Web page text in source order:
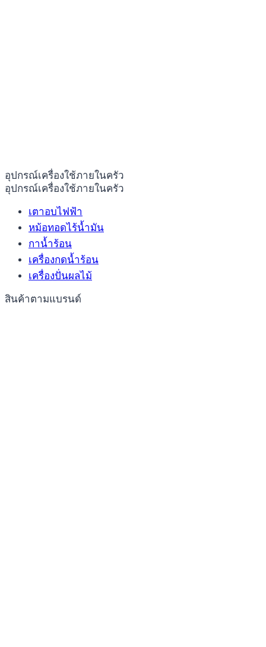
อุปกรณ์เครื่องใช้ภายในครัว
อุปกรณ์เครื่องใช้ภายในครัว
เตาอบไฟฟ้า
หม้อทอดไร้น้ำมัน
กาน้ำร้อน
เครื่องกดน้ำร้อน
เครื่องปั่นผลไม้
สินค้าตามแบรนด์